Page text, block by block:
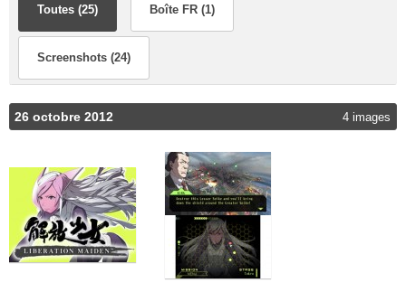
Toutes (25) Boîte FR (1)
Screenshots (24)
26 octobre 2012 4 images